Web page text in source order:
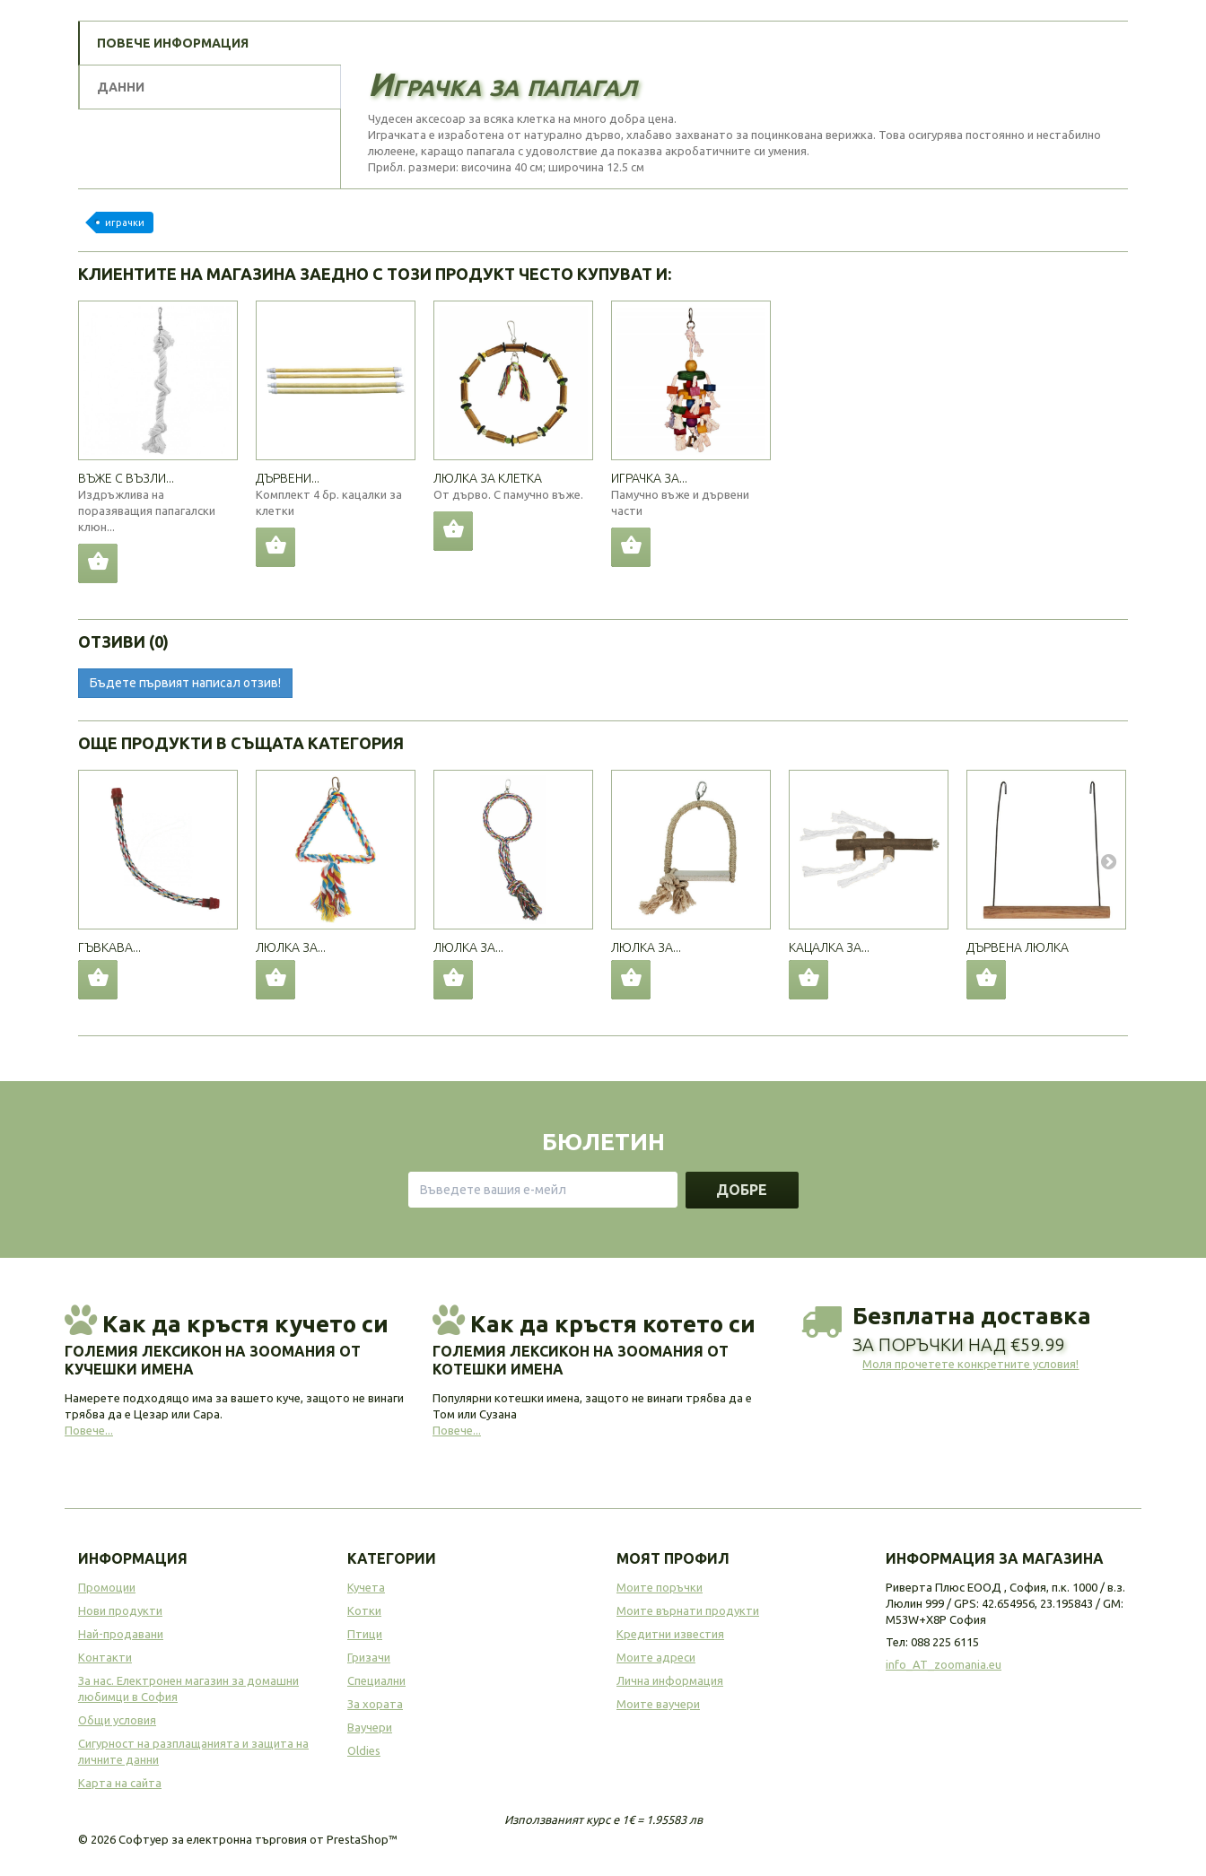
ПОВЕЧЕ ИНФОРМАЦИЯ
ДАННИ Играчка за папагал
Чудесен аксесоар за всяка клетка на много добра цена.
Играчката е изработена от натурално дърво, хлабаво захванато за поцинкована верижка. Това осигурява постоянно и нестабилно
люлеене, каращо папагала с удоволствие да показва акробатичните си умения.
Прибл. размери: височина 40 см; широчина 12.5 см
играчки
КЛИЕНТИТЕ НА МАГАЗИНА ЗАЕДНО С ТОЗИ ПРОДУКТ ЧЕСТО КУПУВАТ И:
ВЪЖЕ С ВЪЗЛИ...
Издръжлива на
поразяващия папагалски
клюн...
ДЪРВЕНИ...
Комплект 4 бр. кацалки за
клетки
ЛЮЛКА ЗА КЛЕТКА
От дърво. С памучно въже.
ИГРАЧКА ЗА...
Памучно въже и дървени
части
ОТЗИВИ (0)
Бъдете първият написал отзив!
ОЩЕ ПРОДУКТИ В СЪЩАТА КАТЕГОРИЯ
ГЪВКАВА... ЛЮЛКА ЗА... ЛЮЛКА ЗА... ЛЮЛКА ЗА... КАЦАЛКА ЗА... ДЪРВЕНА ЛЮЛКА
БЮЛЕТИН
ДОБРЕ
Как да кръстя кучето си
ГОЛЕМИЯ ЛЕКСИКОН НА ЗООМАНИЯ ОТ
КУЧЕШКИ ИМЕНА
Намерете подходящо има за вашето куче, защото не винаги
трябва да е Цезар или Сара.
Повече...
Как да кръстя котето си
ГОЛЕМИЯ ЛЕКСИКОН НА ЗООМАНИЯ ОТ
КОТЕШКИ ИМЕНА
Популярни котешки имена, защото не винаги трябва да е
Том или Сузана
Повече...
Безплатна доставка
ЗА ПОРЪЧКИ НАД €59.99
Моля прочетете конкретните условия!
ИНФОРМАЦИЯ
Промоции
Нови продукти
Най-продавани
Контакти
За нас. Електронен магазин за домашни
любимци в София
Общи условия
Сигурност на разплащанията и защита на
личните данни
Карта на сайта
© 2026 Софтуер за електронна търговия от PrestaShop™
КАТЕГОРИИ
Кучета
Котки
Птици
Гризачи
Специални
За хората
Ваучери
Oldies
МОЯТ ПРОФИЛ
Моите поръчки
Моите върнати продукти
Кредитни известия
Моите адреси
Лична информация
Моите ваучери
ИНФОРМАЦИЯ ЗА МАГАЗИНА
Риверта Плюс ЕООД , София, п.к. 1000 / в.з.
Люлин 999 / GPS: 42.654956, 23.195843 / GM:
M53W+X8P София
Тел: 088 225 6115
info_AT_zoomania.eu
Използваният курс е 1€ = 1.95583 лв